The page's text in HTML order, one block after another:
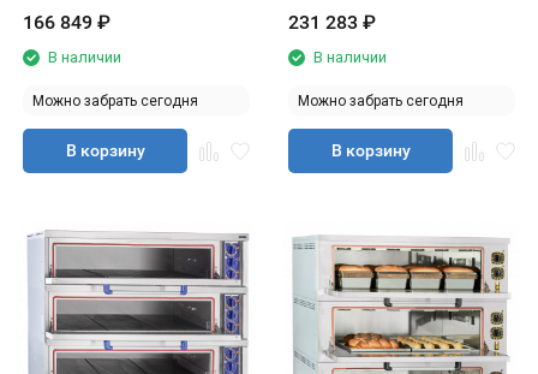
166 849 ₽
В наличии
Можно забрать сегодня
В корзину
231 283 ₽
В наличии
Можно забрать сегодня
В корзину